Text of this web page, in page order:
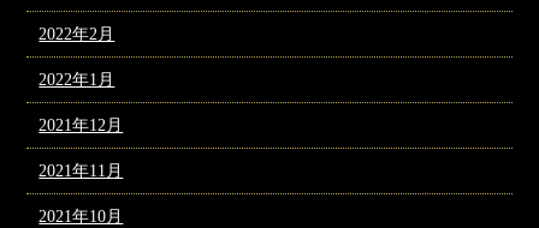
2022年2月
2022年1月
2021年12月
2021年11月
2021年10月